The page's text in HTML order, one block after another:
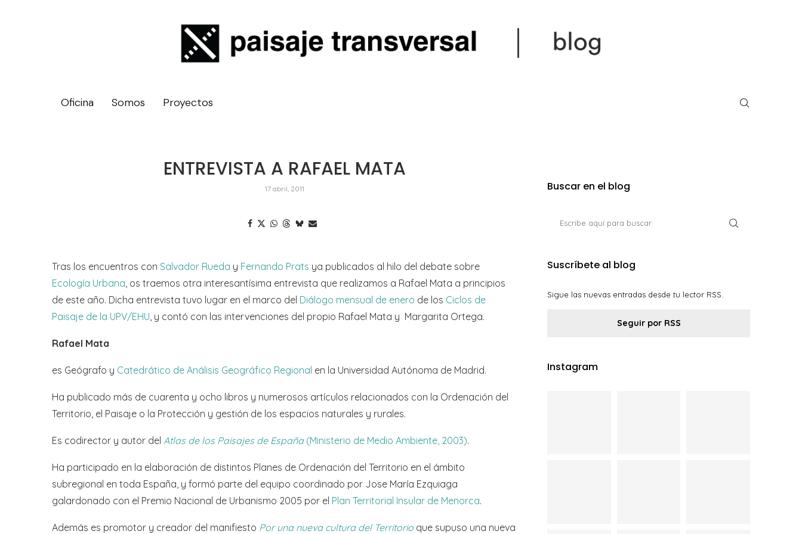
Oficina Somos Proyectos
ENTREVISTA A RAFAEL MATA
17 abril, 2011
Tras los encuentros con Salvador Rueda y Fernando Prats ya publicados al hilo del debate sobre
Ecología Urbana , os traemos otra interesantísima entrevista que realizamos a Rafael Mata a principios
de este año. Dicha entrevista tuvo lugar en el marco del Diálogo mensual de enero de los Ciclos de
Paisaje de la UPV/EHU , y contó con las intervenciones del propio Rafael Mata y Margarita Ortega.
Rafael Mata
es Geógrafo y Catedrático de Análisis Geográfico Regional en la Universidad Autónoma de Madrid.
Ha publicado más de cuarenta y ocho libros y numerosos artículos relacionados con la Ordenación del
Territorio, el Paisaje o la Protección y gestión de los espacios naturales y rurales.
Es codirector y autor del Atlas de los Paisajes de España(Ministerio de Medio Ambiente, 2003).
Ha participado en la elaboración de distintos Planes de Ordenación del Territorio en el ámbito
subregional en toda España, y formó parte del equipo coordinado por Jose María Ezquiaga
galardonado con el Premio Nacional de Urbanismo 2005 por el Plan Territorial Insular de Menorca.
Además es promotor y creador del manifiesto Por una nueva cultura del Territorio que supuso una nueva
Buscar en el blog
Suscríbete al blog
Sigue las nuevas entradas desde tu lector RSS.
Seguir por RSS
Instagram